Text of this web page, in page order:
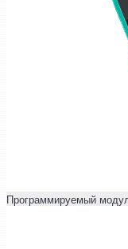
Программируемый